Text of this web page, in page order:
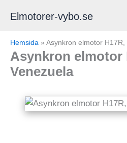
Elmotorer-vybo.se
Hemsida » Asynkron elmotor
Asynkron elmotor
Venezuela